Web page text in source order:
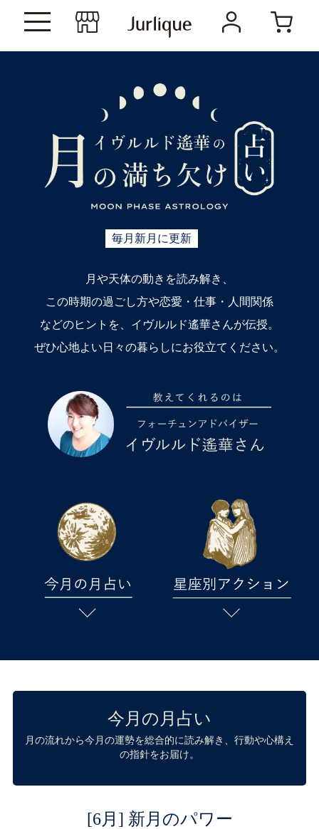
毎月新月に更新
月や天体の動きを読み解き、
この時期の過ごし方や恋愛・仕事・人間関係
などのヒントを、イヴルルド遙華さんが伝授。
ぜひ心地よい日々の暮らしにお役立てください。
今月の月占い
月の流れから今月の運勢を総合的に読み解き、行動や心構え
の指針をお届け。
[6月] 新月のパワー